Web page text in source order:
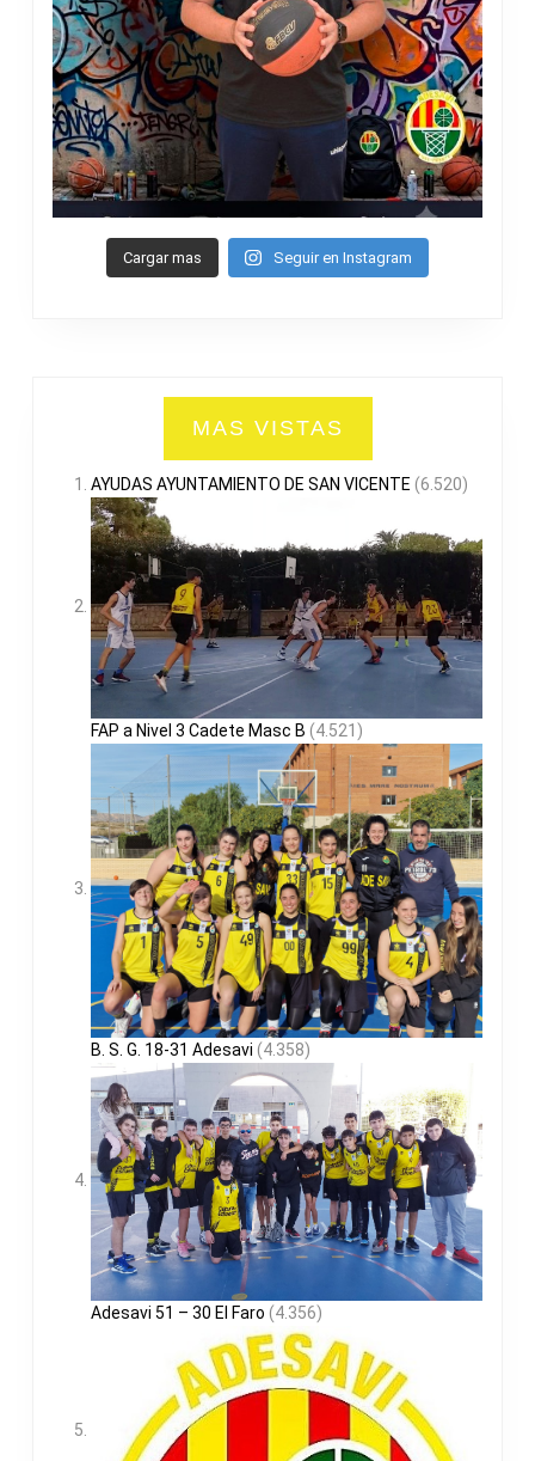
Cargar mas Seguir en Instagram
MAS VISTAS
AYUDAS AYUNTAMIENTO DE SAN VICENTE (6.520)
FAP a Nivel 3 Cadete Masc B (4.521)
B. S. G. 18-31 Adesavi (4.358)
Adesavi 51 – 30 El Faro (4.356)